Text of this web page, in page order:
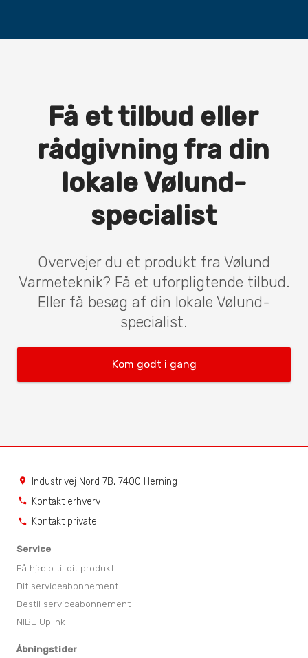
Få et tilbud eller
rådgivning fra din
lokale Vølund-
specialist
Overvejer du et produkt fra Vølund
Varmeteknik? Få et uforpligtende tilbud.
Eller få besøg af din lokale Vølund-
specialist.
Kom godt i gang
location_on Industrivej Nord 7B, 7400 Herning
phone Kontakt erhverv
phone Kontakt private
Service
Få hjælp til dit produkt
Dit serviceabonnement
Bestil serviceabonnement
NIBE Uplink
Åbningstider